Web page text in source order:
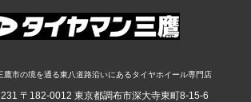
鷹市の境を通る東八道路沿いにあるタイヤホイール専門店
〒182-0012 東京都調布市深大寺東町8-15-6